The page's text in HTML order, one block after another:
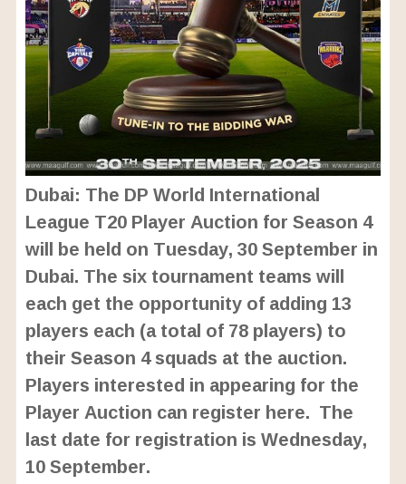
Dubai: The DP World International
League T20 Player Auction for Season 4
will be held on Tuesday, 30 September in
Dubai. The six tournament teams will
each get the opportunity of adding 13
players each (a total of 78 players) to
their Season 4 squads at the auction.
Players interested in appearing for the
Player Auction can register here. The
last date for registration is Wednesday,
10 September.